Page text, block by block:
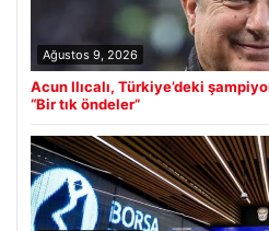
Ağustos 9, 2026
Acun Ilıcalı, Türkiye’deki
“Bir tık öndeler”